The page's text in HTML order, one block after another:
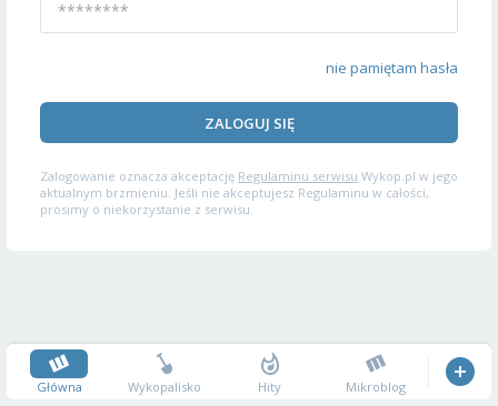
nie pamiętam hasła
ZALOGUJ SIĘ
Zalogowanie oznacza akceptację Regulaminu serwisu Wykop.pl w jego
aktualnym brzmieniu. Jeśli nie akceptujesz Regulaminu w całości,
prosimy o niekorzystanie z serwisu.
Główna Wykopalisko Hity Mikroblog